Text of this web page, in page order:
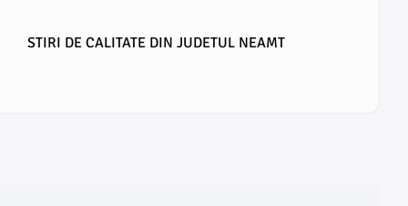
STIRI DE CALITATE DIN JUDETUL NEAMT